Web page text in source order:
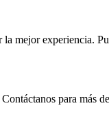
mejor experiencia.
para más